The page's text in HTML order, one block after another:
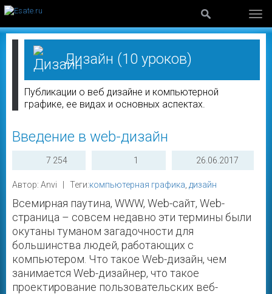
Дизайн (10 уроков)
Публикации о веб дизайне и компьютерной
графике, ее видах и основных аспектах.
Введение в web-дизайн
7 254 1 26.06.2017
Автор: Anvi | Теги:компьютерная графика дизайн
Всемирная паутина, WWW, Web-сайт, Web-
страница – совсем недавно эти термины были
окутаны туманом загадочности для
большинства людей, работающих с
компьютером. Что такое Web-дизайн, чем
занимается Web-дизайнер, что такое
проектирование пользовательских веб-